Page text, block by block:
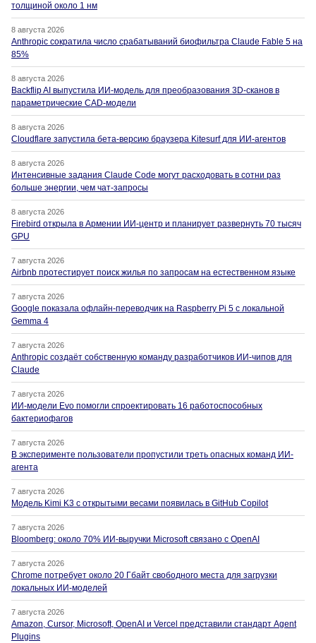
толщиной около 1 нм
8 августа 2026
Anthropic сократила число срабатываний биофильтра Claude Fable 5 на
85%
8 августа 2026
Backflip AI выпустила ИИ-модель для преобразования 3D-сканов в
параметрические CAD-модели
8 августа 2026
Cloudflare запустила бета-версию браузера Kitesurf для ИИ-агентов
8 августа 2026
Интенсивные задания Claude Code могут расходовать в сотни раз
больше энергии, чем чат-запросы
8 августа 2026
Firebird открыла в Армении ИИ-центр и планирует развернуть 70 тысяч
GPU
7 августа 2026
Airbnb протестирует поиск жилья по запросам на естественном языке
7 августа 2026
Google показала офлайн-переводчик на Raspberry Pi 5 с локальной
Gemma 4
7 августа 2026
Anthropic создаёт собственную команду разработчиков ИИ-чипов для
Claude
7 августа 2026
ИИ-модели Evo помогли спроектировать 16 работоспособных
бактериофагов
7 августа 2026
В эксперименте пользователи пропустили треть опасных команд ИИ-
агента
7 августа 2026
Модель Kimi K3 с открытыми весами появилась в GitHub Copilot
7 августа 2026
Bloomberg: около 70% ИИ-выручки Microsoft связано с OpenAI
7 августа 2026
Chrome потребует около 20 Гбайт свободного места для загрузки
локальных ИИ-моделей
7 августа 2026
Amazon, Cursor, Microsoft, OpenAI и Vercel представили стандарт Agent
Plugins